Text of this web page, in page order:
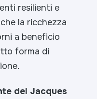
resilienti e
la ricchezza
a beneficio
forma di
del Jacques